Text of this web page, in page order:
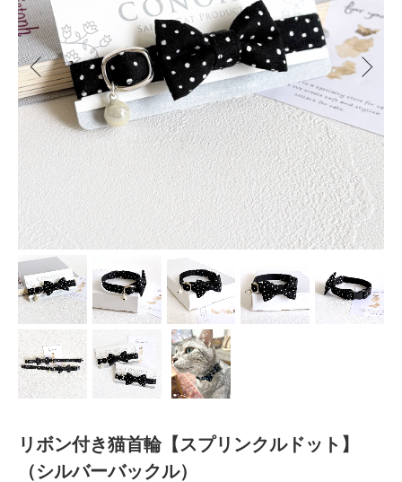
リボン付き猫首輪【スプリンクルドット】
（シルバーバックル）